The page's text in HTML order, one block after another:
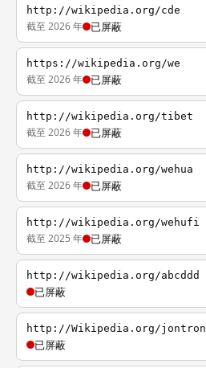
http://wikipedia.org/cde
截至 2026 年 已屏蔽
https://wikipedia.org/we
截至 2026 年 已屏蔽
http://wikipedia.org/tibet
截至 2026 年 已屏蔽
http://wikipedia.org/wehua
截至 2026 年 已屏蔽
http://wikipedia.org/wehufi
截至 2025 年 已屏蔽
http://wikipedia.org/abcddd
已屏蔽
http://Wikipedia.org/jontron
已屏蔽